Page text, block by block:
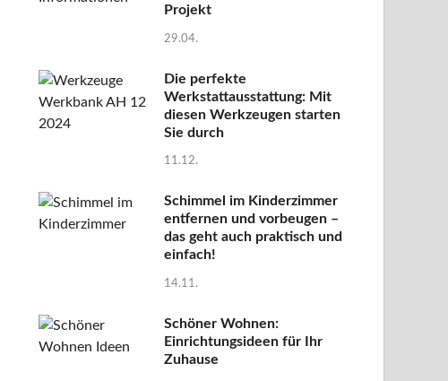
Projekt
29.04.
Die perfekte
Werkstattausstattung: Mit
diesen Werkzeugen starten
Sie durch
11.12.
Schimmel im Kinderzimmer
entfernen und vorbeugen –
das geht auch praktisch und
einfach!
14.11.
Schöner Wohnen:
Einrichtungsideen für Ihr
Zuhause